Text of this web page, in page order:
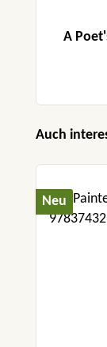
A
Auch
Neu